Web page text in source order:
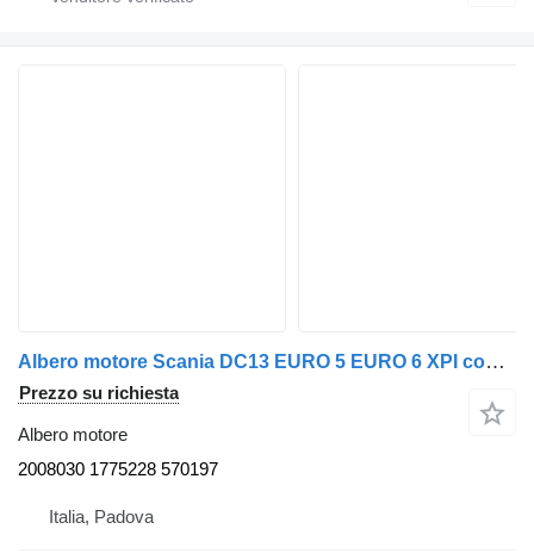
Albero motore Scania DC13 EURO 5 EURO 6 XPI codice 2008030 2008030 1775228 570197 per camion Scania 2008->2016
Prezzo su richiesta
Albero motore
2008030 1775228 570197
Italia, Padova